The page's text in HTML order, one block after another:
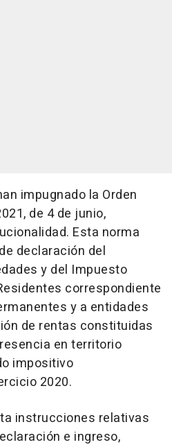
impugnado la Orden
de 4 de junio,
Esta norma
declaración del
y del Impuesto
correspondiente
y a entidades
de rentas constituidas
en territorio
impositivo
2020.
instrucciones relativas
e ingreso,